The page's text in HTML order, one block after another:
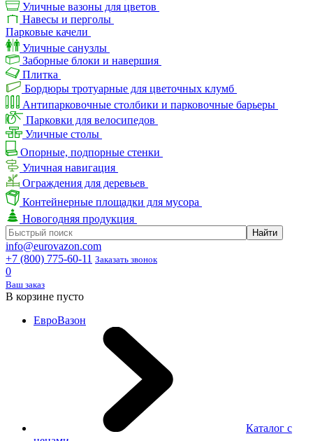
Уличные вазоны для цветов
Навесы и перголы
Парковые качели
Уличные санузлы
Заборные блоки и навершия
Плитка
Бордюры тротуарные для цветочных клумб
Антипарковочные столбики и парковочные барьеры
Парковки для велосипедов
Уличные столы
Опорные, подпорные стенки
Уличная навигация
Ограждения для деревьев
Контейнерные площадки для мусора
Новогодняя продукция
info@eurovazon.com
+7 (800) 775-60-11 Заказать звонок
0
Ваш заказ
В корзине пусто
ЕвроВазон
Каталог с